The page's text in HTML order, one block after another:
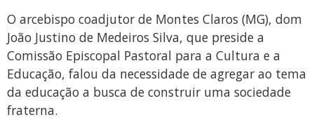
O arcebispo coadjutor de Montes Claros (MG), dom
João Justino de Medeiros Silva, que preside a
Comissão Episcopal Pastoral para a Cultura e a
Educação, falou da necessidade de agregar ao tema
da educação a busca de construir uma sociedade
fraterna.